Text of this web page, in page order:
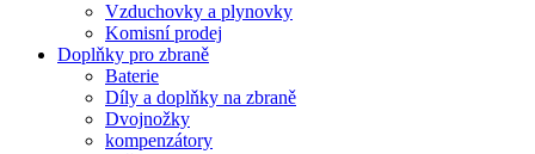
Vzduchovky a plynovky
Komisní prodej
Doplňky pro zbraně
Baterie
Díly a doplňky na zbraně
Dvojnožky
kompenzátory